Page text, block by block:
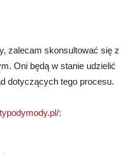
zalecam skonsultować się z
Oni będą w stanie udzielić
dotyczących tego procesu.
: